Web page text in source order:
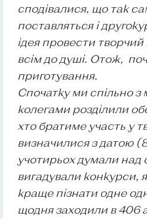
сподівалися, що так
поставляться і
ідея провести
всім до душі. Отож,
приготування.
Спочатку ми спільно
колегами розділили
хто братиме участь у
визначилися з датою
учотирьох думали над
вигадували конкурси,
краще пізнати одне
щодня заходили в 406